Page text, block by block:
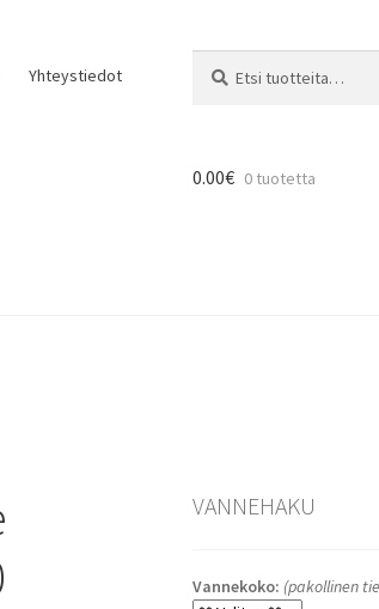
Yhteystiedot
0.00€ 0 tuotetta
VANNEHAKU
Vannekoko: (pakollinen